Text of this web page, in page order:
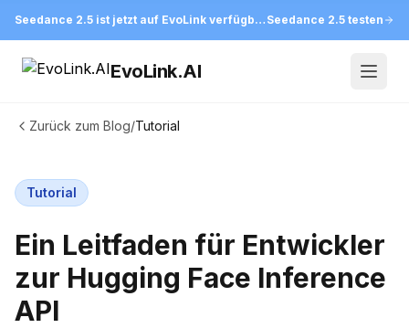
Seedance 2.5 ist jetzt auf EvoLink verfügbar Seedance 2.5 testen
EvoLink.AI
Zurück zum Blog/Tutorial
Tutorial
Ein Leitfaden für Entwickler
zur Hugging Face Inference
API